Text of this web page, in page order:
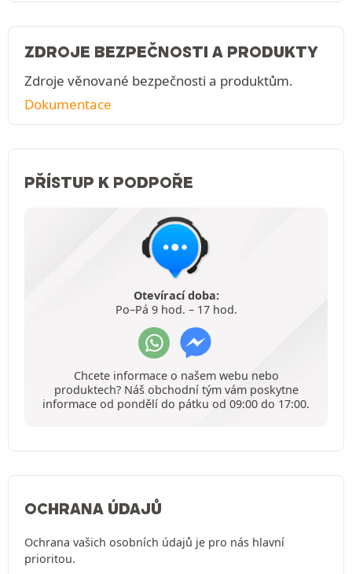
ZDROJE BEZPEČNOSTI A PRODUKTY
Zdroje věnované bezpečnosti a produktům.
Dokumentace
PŘÍSTUP K PODPOŘE
Otevírací doba:
Po–Pá 9 hod. – 17 hod.
Chcete informace o našem webu nebo
produktech? Náš obchodní tým vám poskytne
informace od pondělí do pátku od 09:00 do 17:00.
OCHRANA ÚDAJŮ
Ochrana vašich osobních údajů je pro nás hlavní
prioritou.